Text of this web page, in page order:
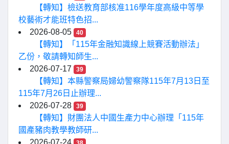
【轉知】檢送教育部核准116學年度高級中等學
校藝術才能班特色招...
2026-08-05
40
【轉知】「115年金融知識線上競賽活動辦法」
乙份，敬請轉知師生...
2026-07-17
39
【轉知】本縣警察局婦幼警察隊115年7月13日至
115年7月26日止辦理...
2026-07-28
39
【轉知】財團法人中國生產力中心辦理「115年
國產豬肉教學教師研...
2026-07-24